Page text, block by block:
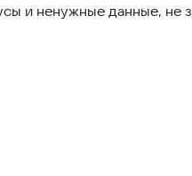
и ненужные данные, не
выбор для тех, кто
в борьбе за чистоту